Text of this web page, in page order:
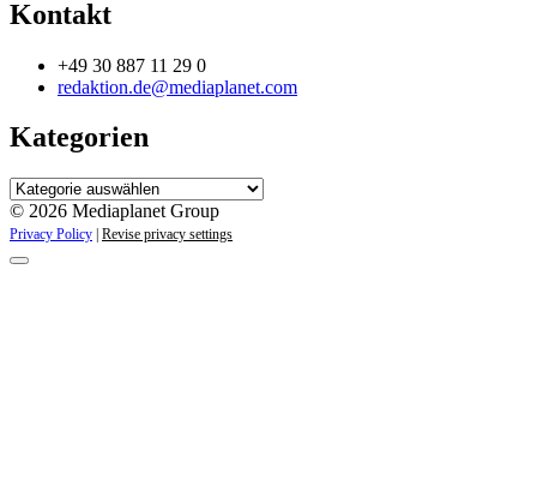
Kontakt
+49 30 887 11 29 0
redaktion.de@mediaplanet.com
Kategorien
Kategorien
© 2026 Mediaplanet Group
Privacy Policy Revise privacy settings